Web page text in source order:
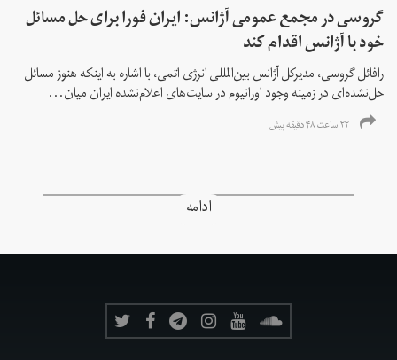
گروسی در مجمع عمومی آژانس: ایران فورا برای حل مسائل
خود با آژانس اقدام کند
رافائل گروسی، مدیرکل آژانس بین‌المللی انرژی اتمی، با اشاره به اینکه هنوز مسائل
حل‌نشده‌ای در زمینه وجود اورانیوم در سایت‌های اعلام‌نشده ایران میان...
۲۲ ساعت ۴۸ دقیقه پیش
ادامه